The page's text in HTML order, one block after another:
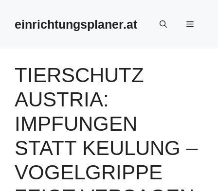
springeneinrichtungsplaner.at Menü
TIERSCHUTZ
AUSTRIA:
IMPFUNGEN
STATT KEULUNG –
VOGELGRIPPE